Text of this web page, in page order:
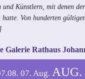
und Künstlern, mit denen
hatte. Von hunderten
Galerie Rathaus
07. Aug. AUG.